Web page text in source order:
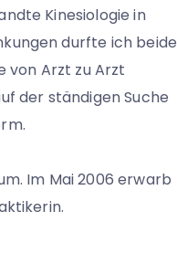
Kinesiologie in
durfte ich beide
von Arzt zu Arzt
der ständigen Suche
Im Mai 2006 erwarb